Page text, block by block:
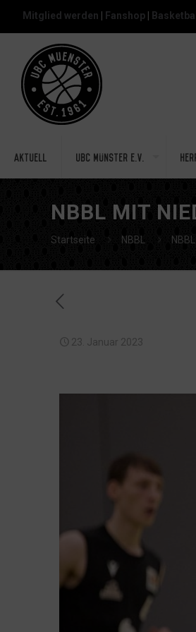
Mitglied werden Fanshop
Aktuell UBC Münster e.V.
NBBL MIT
Startseite NBBL
23. Januar 2023